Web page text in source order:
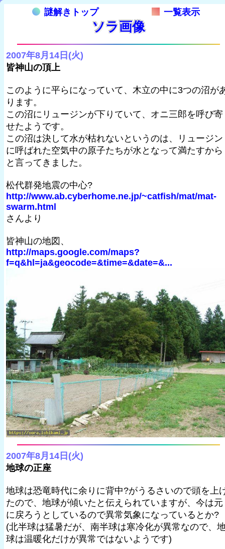
謎解きトップ 一覧表示
ソラ画像
2007年8月14日(火)
皆神山の頂上
このように平らになっていて、木立の中に3つの沼が
ります。
この沼にリュージンが下りていて、オニ三郎を呼び寄
せたようです。
この沼は決して水が枯れないというのは、リュージン
に呼ばれた空気中の原子たちが水となって満たすから
と言ってきました。
松代群発地震の中心?
http://www.ab.cyberhome.ne.jp/~catfish/mat/mat-
swarm.html
さんより
皆神山の地図、
http://maps.google.com/maps?
f=q&hl=ja&geocode=&time=&date=&...
2007年8月14日(火)
地球の正座
地球は恐竜時代に余りに背中?がうるさいので頭を上
たので、地球が傾いたと伝えられていますが、今は元
に戻ろうとしているので異常気象になっているとか?
(北半球は猛暑だが、南半球は寒冷化が異常なので、
球は温暖化だけが異常ではないようです)